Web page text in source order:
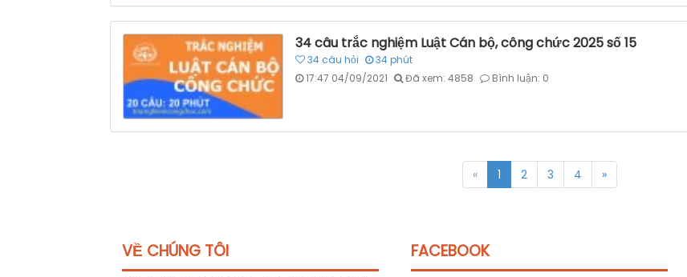
34 câu trắc nghiệm Luật Cán bộ, công chức 2025 số 15
34 câu hỏi 34phút
17:47 04/09/2021
Đã xem: 4858 Bình luận: 0
« 1 2 3 4 »
VỀ CHÚNG TÔI FACEBOOK